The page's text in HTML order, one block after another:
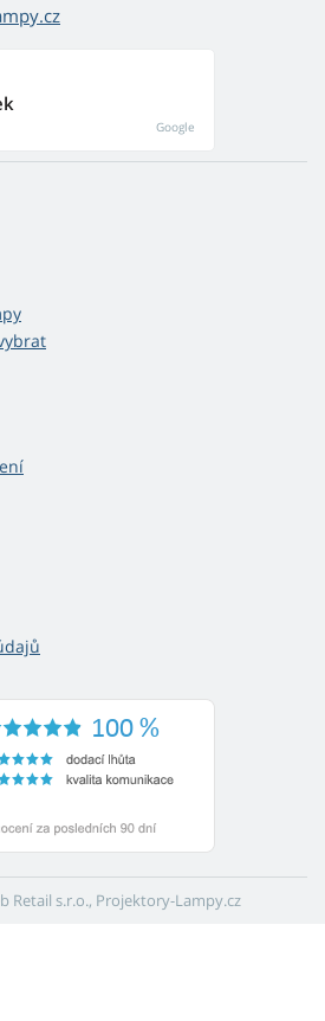
Google
Retail s.r.o., Projektory-Lampy.cz